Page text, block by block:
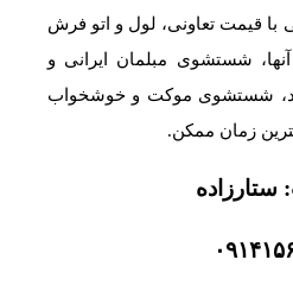
با قیمت تعاونی، لول و اتو فرش
شستشوی مبلمان ایرانی و
شستشوی موکت و خوشخواب
زمان ممکن.
ستارزاده